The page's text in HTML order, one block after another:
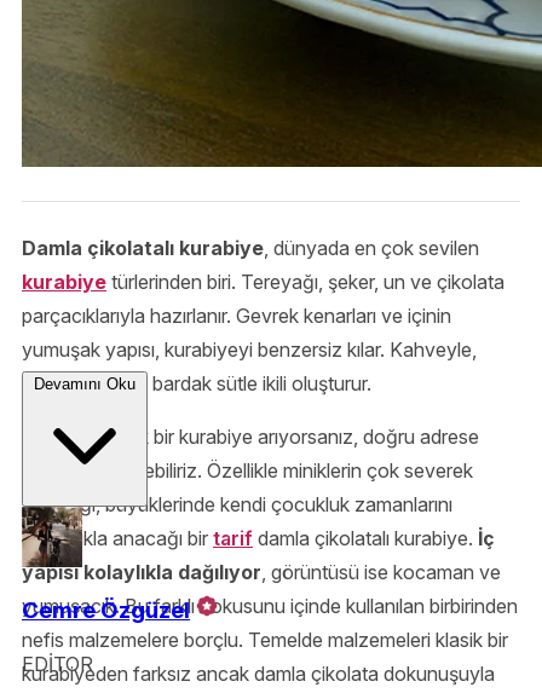
Damla çikolatalı kurabiye , dünyada en çok sevilen
kurabiye türlerinden biri. Tereyağı, şeker, un ve çikolata
parçacıklarıyla hazırlanır. Gevrek kenarları ve içinin
yumuşak yapısı, kurabiyeyi benzersiz kılar. Kahveyle,
çayla ya da bir bardak sütle ikili oluşturur.
Süte batırmalık bir kurabiye arıyorsanız, doğru adrese
geldiniz de diyebiliriz. Özellikle miniklerin çok severek
yiyeceği, büyüklerinde kendi çocukluk zamanlarını
mutlulukla anacağı bir tarif damla çikolatalı kurabiye. İç
yapısı kolaylıkla dağılıyor , görüntüsü ise kocaman ve
yumuşacık. Bu farklı dokusunu içinde kullanılan birbirinden
nefis malzemelere borçlu. Temelde malzemeleri klasik bir
kurabiyeden farksız ancak damla çikolata dokunuşuyla
Devamını Oku
Cemre Özgüzel
EDİTOR